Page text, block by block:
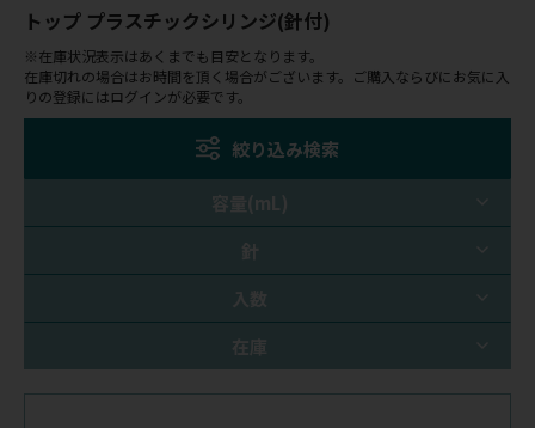
トップ プラスチックシリンジ(針付)
※在庫状況表示はあくまでも目安となります。
在庫切れの場合はお時間を頂く場合がございます。ご購入ならびにお気に入
りの登録にはログインが必要です。
絞り込み検索
容量(mL)
針
入数
在庫